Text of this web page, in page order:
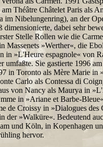
Théâtre Châtelet Paris als
im Nibelungenring), an der
dabei sehr
Stelle Rollen wie die
Massenets »Werther«, die
in »L'Heure espagnole« von
umfaßte. Sie gastierte 1996
in Toronto als Mère Marie in
Carlo als Contessa di
von Nancy als Maurya in
in »Ariane et Barbe-
de Croissy in »Dialogues des
der »Walküre«. Bedeutend
und Köln, in Kopenhagen
hervor.